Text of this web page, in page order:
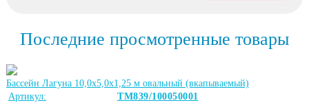
Последние просмотренные товары
Бассейн Лагуна 10,0х5,0х1,25 м овальный (вкапываемый)
Артикул:
ТМ839/100050001